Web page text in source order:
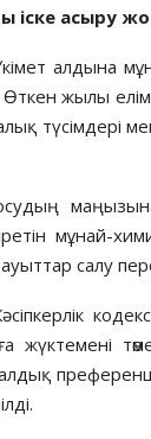
іске асыру
алдына
жылы
түсімдері
мұнай-
салу